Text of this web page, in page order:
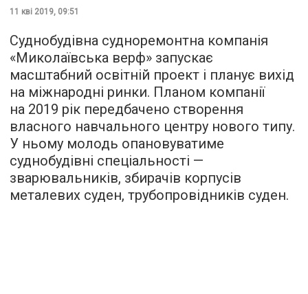
11 кві 2019, 09:51
Суднобудівна судноремонтна компанія
«Миколаївська верф» запускає
масштабний освітній проект і планує вихід
на міжнародні ринки. Планом компанії
на 2019 рік передбачено створення
власного навчального центру нового типу.
У ньому молодь опановуватиме
суднобудівні спеціальності —
зварювальників, збирачів корпусів
металевих суден, трубопровідників суден.